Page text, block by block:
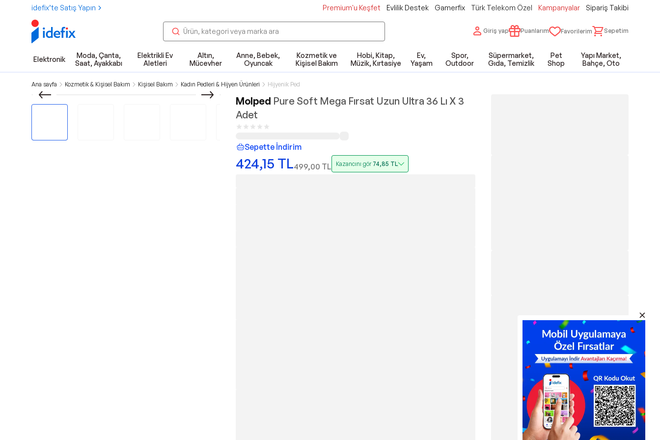
idefix’te Satış Yapın Premium'u Keşfet Evlilik Destek Gamerfix Türk Telekom Özel Kampanyalar Sipariş Takibi
Giriş yap Puanlarım Favorilerim Sepetim
Elektronik
Moda, Çanta,
Saat, Ayakkabı
Elektrikli Ev
Aletleri
Altın,
Mücevher
Anne, Bebek,
Oyuncak
Kozmetik ve
Kişisel Bakım
Hobi, Kitap,
Müzik, Kırtasiye
Ev,
Yaşam
Spor,
Outdoor
Süpermarket,
Gıda, Temizlik
Pet
Shop
Yapı Market,
Bahçe, Oto
Ana sayfa Kozmetik & Kişisel Bakım Kişisel Bakım Kadın Pedleri & Hijyen Ürünleri Hijyenik Ped
Molped Pure Soft Mega Fırsat Uzun Ultra 36 Lı X 3
Adet
Sepette İndirim
424,15 TL499,00 TL Kazancını gör 74,85 TL